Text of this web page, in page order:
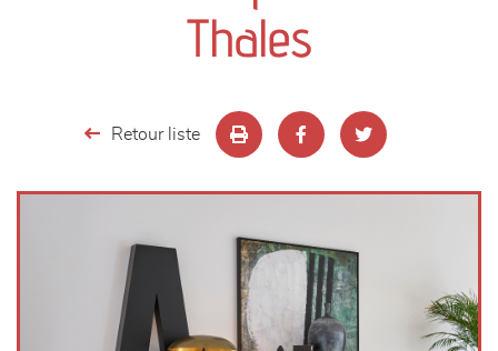
meubles de complémentThales
Retour liste